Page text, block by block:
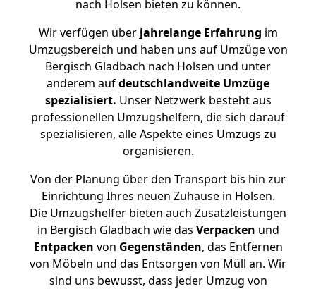
nach Holsen bieten zu können.
Wir verfügen überjahrelange Erfahrung im
Umzugsbereich und haben uns auf Umzüge von
Bergisch Gladbach nach Holsen und unter
anderem aufdeutschlandweite Umzüge
spezialisiert. Unser Netzwerk besteht aus
professionellen Umzugshelfern, die sich darauf
spezialisieren, alle Aspekte eines Umzugs zu
organisieren.
Von der Planung über den Transport bis hin zur
Einrichtung Ihres neuen Zuhause in Holsen.
Die Umzugshelfer bieten auch Zusatzleistungen
in Bergisch Gladbach wie das Verpacken und
Entpacken von Gegenständen, das Entfernen
von Möbeln und das Entsorgen von Müll an. Wir
sind uns bewusst, dass jeder Umzug von